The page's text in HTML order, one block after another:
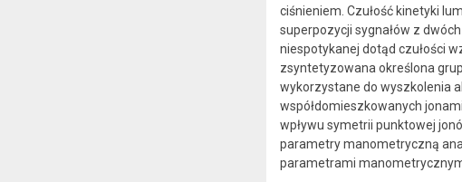
ciśnieniem. Czułość kinetyki
superpozycji sygnałów z
niespotykanej dotąd czułości
zsyntetyzowana określona
wykorzystane do wyszkolenia
współdomieszkowanych
wpływu symetrii punktowej
parametry manometryczną
parametrami